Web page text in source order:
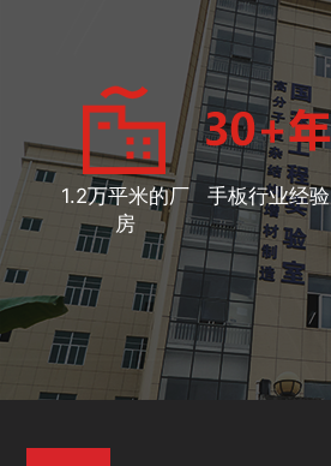
1.2万平米的厂
房
手板行业经验